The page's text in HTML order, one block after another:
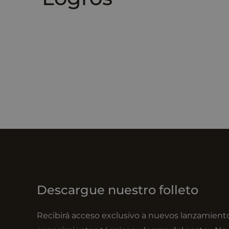
Descargue nuestro folleto
Recibirá acceso exclusivo a nuevos